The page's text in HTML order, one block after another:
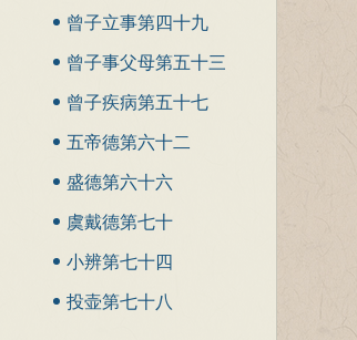
曾子立事第四十九
曾子事父母第五十三
曾子疾病第五十七
五帝德第六十二
盛德第六十六
虞戴德第七十
小辨第七十四
投壶第七十八